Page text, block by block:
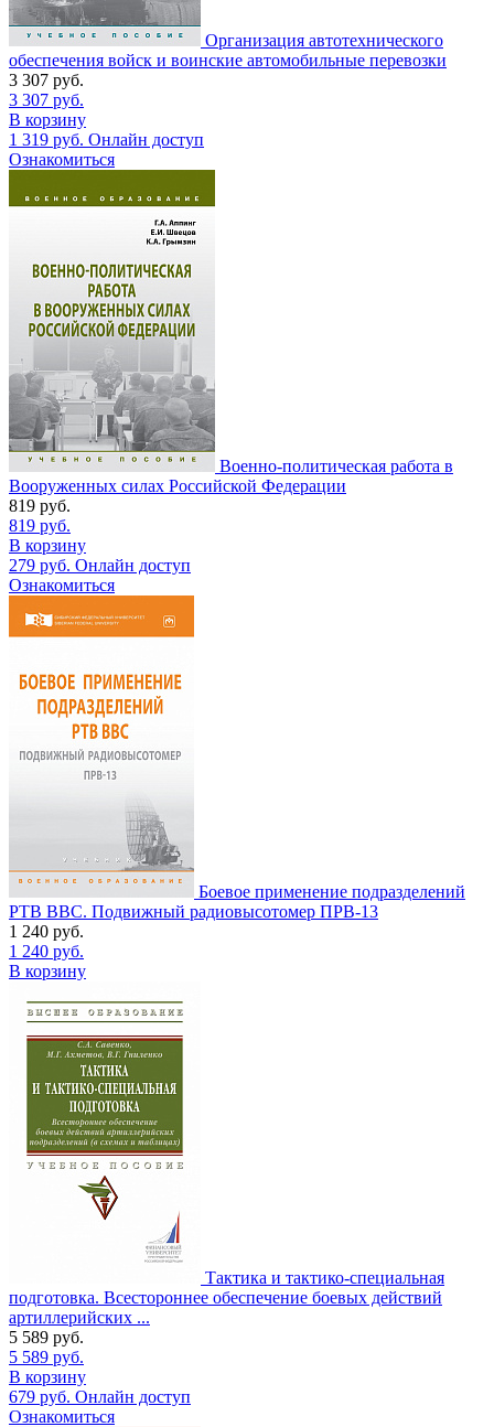
Организация автотехнического
обеспечения войск и воинские автомобильные перевозки
3 307 руб.
3 307 руб.
В корзину
1 319 руб. Онлайн доступ
Ознакомиться
Военно-политическая работа в
Вооруженных силах Российской Федерации
819 руб.
819 руб.
В корзину
279 руб. Онлайн доступ
Ознакомиться
Боевое применение подразделений
РТВ ВВС. Подвижный радиовысотомер ПРВ-13
1 240 руб.
1 240 руб.
В корзину
Тактика и тактико-специальная
подготовка. Всестороннее обеспечение боевых действий
артиллерийских ...
5 589 руб.
5 589 руб.
В корзину
679 руб. Онлайн доступ
Ознакомиться